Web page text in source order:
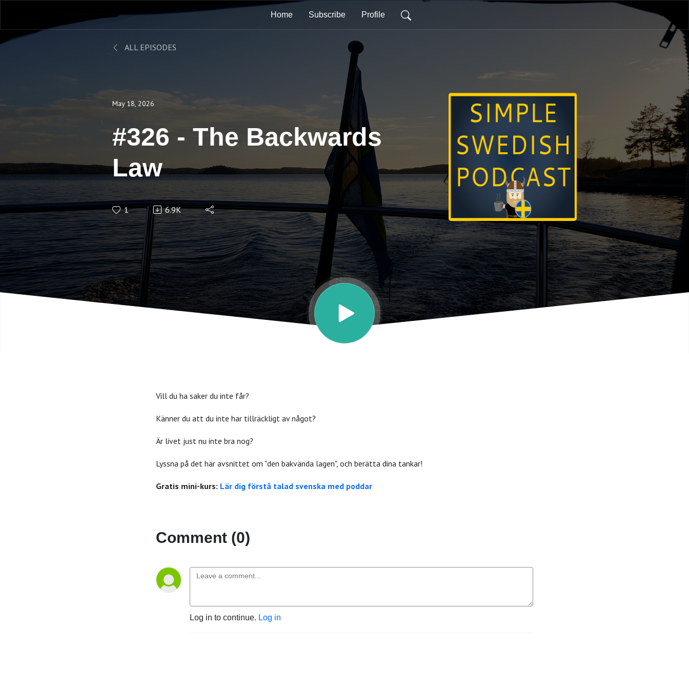
Home Subscribe Profile
ALL EPISODES
May 18, 2026
#326 - The Backwards
Law
1 6.9K
Vill du ha saker du inte får?
Känner du att du inte har tillräckligt av något?
Är livet just nu inte bra nog?
Lyssna på det här avsnittet om "den bakvända lagen", och berätta dina tankar!
Gratis mini-kurs: Lär dig förstå talad svenska med poddar
Comment (0)
Log in to continue. Log in